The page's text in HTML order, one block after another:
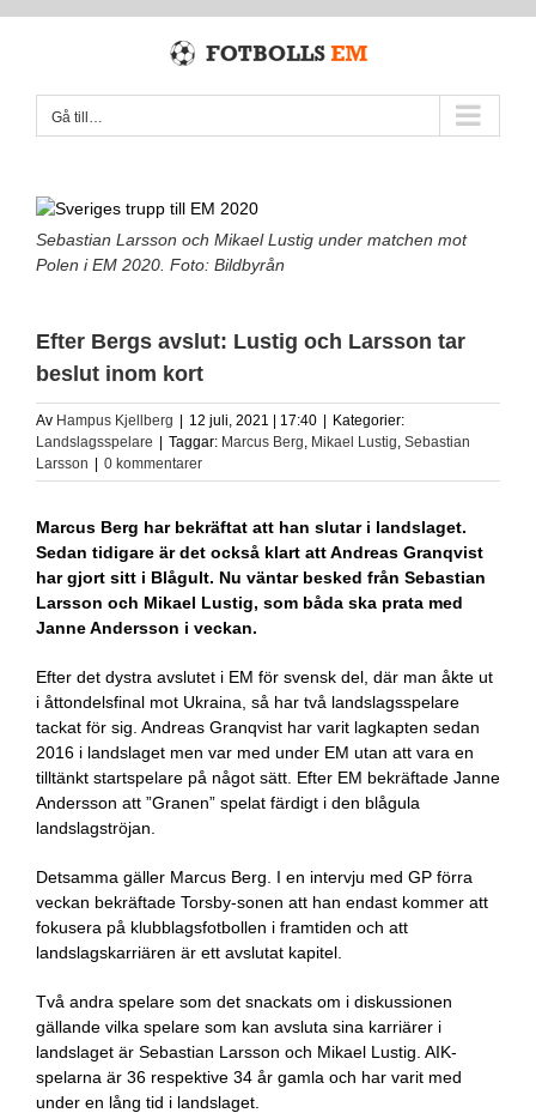
Gå till…
Sebastian Larsson och Mikael Lustig under matchen mot
Polen i EM 2020. Foto: Bildbyrån
Efter Bergs avslut: Lustig och Larsson tar
beslut inom kort
Av Hampus Kjellberg 12 juli, 2021 | 17:40
Kategorier:
Landslagsspelare
Taggar: Marcus Berg, Mikael Lustig, Sebastian
Larsson
0 kommentarer
Marcus Berg har bekräftat att han slutar i landslaget.
Sedan tidigare är det också klart att Andreas Granqvist
har gjort sitt i Blågult. Nu väntar besked från Sebastian
Larsson och Mikael Lustig, som båda ska prata med
Janne Andersson i veckan.
Efter det dystra avslutet i EM för svensk del, där man åkte ut
i åttondelsfinal mot Ukraina, så har två landslagsspelare
tackat för sig. Andreas Granqvist har varit lagkapten sedan
2016 i landslaget men var med under EM utan att vara en
tilltänkt startspelare på något sätt. Efter EM bekräftade Janne
Andersson att ”Granen” spelat färdigt i den blågula
landslagströjan.
Detsamma gäller Marcus Berg. I en intervju med GP förra
veckan bekräftade Torsby-sonen att han endast kommer att
fokusera på klubblagsfotbollen i framtiden och att
landslagskarriären är ett avslutat kapitel.
Två andra spelare som det snackats om i diskussionen
gällande vilka spelare som kan avsluta sina karriärer i
landslaget är Sebastian Larsson och Mikael Lustig. AIK-
spelarna är 36 respektive 34 år gamla och har varit med
under en lång tid i landslaget.